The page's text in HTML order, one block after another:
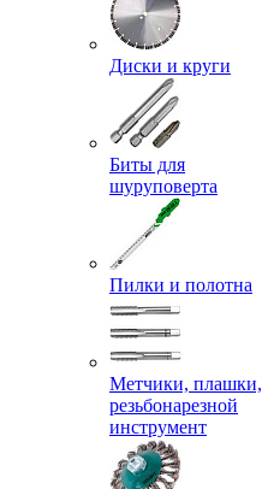
Диски и круги
Биты для
шуруповерта
Пилки и полотна
Метчики, плашки,
резьбонарезной
инструмент